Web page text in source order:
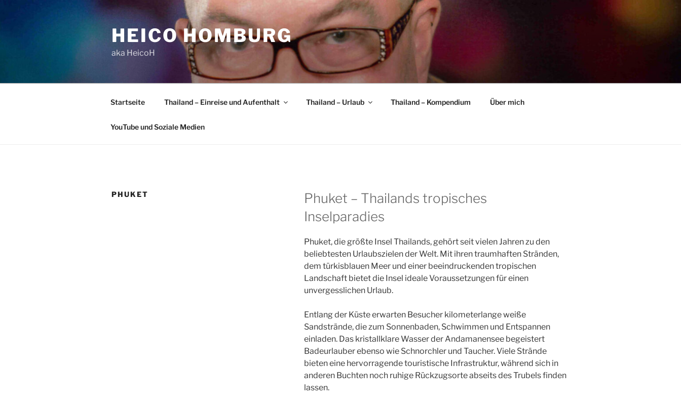
HEICO HOMBURG
aka HeicoH
Startseite Thailand – Einreise und Aufenthalt Thailand – Urlaub Thailand – Kompendium Über mich
YouTube und Soziale Medien
PHUKET
Phuket – Thailands tropisches
Inselparadies
Phuket, die größte Insel Thailands, gehört seit vielen Jahren zu den
beliebtesten Urlaubszielen der Welt. Mit ihren traumhaften Stränden,
dem türkisblauen Meer und einer beeindruckenden tropischen
Landschaft bietet die Insel ideale Voraussetzungen für einen
unvergesslichen Urlaub.
Entlang der Küste erwarten Besucher kilometerlange weiße
Sandstrände, die zum Sonnenbaden, Schwimmen und Entspannen
einladen. Das kristallklare Wasser der Andamanensee begeistert
Badeurlauber ebenso wie Schnorchler und Taucher. Viele Strände
bieten eine hervorragende touristische Infrastruktur, während sich in
anderen Buchten noch ruhige Rückzugsorte abseits des Trubels finden
lassen.